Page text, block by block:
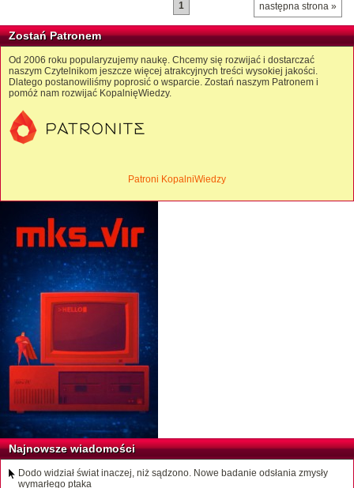
następna strona »
1
Zostań Patronem
Od 2006 roku popularyzujemy naukę. Chcemy się rozwijać i dostarczać
naszym Czytelnikom jeszcze więcej atrakcyjnych treści wysokiej jakości.
Dlatego postanowiliśmy poprosić o wsparcie. Zostań naszym Patronem i
pomóż nam rozwijać KopalnięWiedzy.
Patroni KopalniWiedzy
Najnowsze wiadomości
Dodo widział świat inaczej, niż sądzono. Nowe badanie odsłania zmysły
wymarłego ptaka